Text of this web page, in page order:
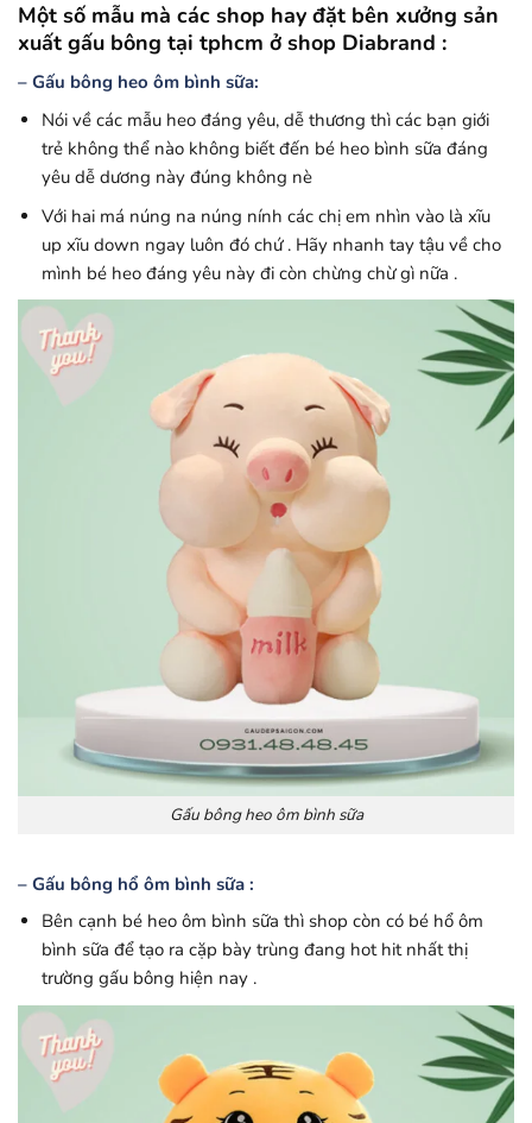
Một số mẫu mà các shop hay đặt bên xưởng sản
xuất gấu bông tại tphcm ở shop Diabrand :
– Gấu bông heo ôm bình sữa:
Nói về các mẫu heo đáng yêu, dễ thương thì các bạn giới
trẻ không thể nào không biết đến bé heo bình sữa đáng
yêu dễ dương này đúng không nè
Với hai má núng na núng nính các chị em nhìn vào là xĩu
up xĩu down ngay luôn đó chứ . Hãy nhanh tay tậu về cho
mình bé heo đáng yêu này đi còn chừng chừ gì nữa .
Gấu bông heo ôm bình sữa
– Gấu bông hổ ôm bình sữa :
Bên cạnh bé heo ôm bình sữa thì shop còn có bé hổ ôm
bình sữa để tạo ra cặp bày trùng đang hot hit nhất thị
trường gấu bông hiện nay .